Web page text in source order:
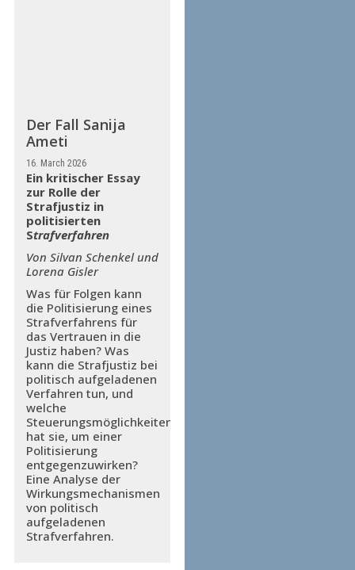
Der Fall Sanija
Ameti
16. March 2026
Ein kritischer Essay
zur Rolle der
Strafjustiz in
politisierten
Strafverfahren
Von Silvan Schenkel und
Lorena Gisler
Was für Folgen kann
die Politisierung eines
Strafverfahrens für
das Vertrauen in die
Justiz haben? Was
kann die Strafjustiz bei
politisch aufgeladenen
Verfahren tun, und
welche
Steuerungsmöglichkeiten
hat sie, um einer
Politisierung
entgegenzuwirken?
Eine Analyse der
Wirkungsmechanismen
von politisch
aufgeladenen
Strafverfahren.